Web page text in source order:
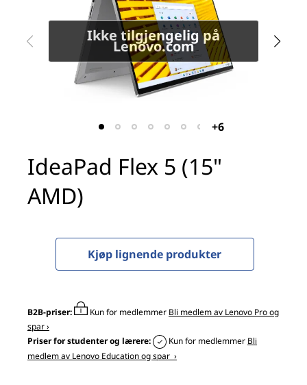
Ikke tilgjengelig på
Lenovo.com
+6
IdeaPad Flex 5 (15"
AMD)
Kjøp lignende produkter
B2B-priser: Kun for medlemmer Bli medlem av Lenovo Pro og
spar ›
Priser for studenter og lærere:
Kun for medlemmer Bli
medlem av Lenovo Education og spar ›